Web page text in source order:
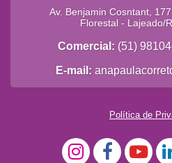
Av. Benjamin Cosntant,
Florestal- Lajeado/
Comercial: (51)
E-mail:
Política de